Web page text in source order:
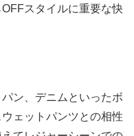
スタイルに重要な快
ン、デニムといったボ
ェットパンツとの相性